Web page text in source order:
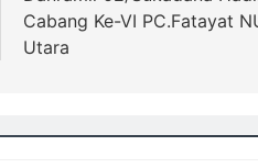
Cabang Ke-VI PC.Fatayat
Utara